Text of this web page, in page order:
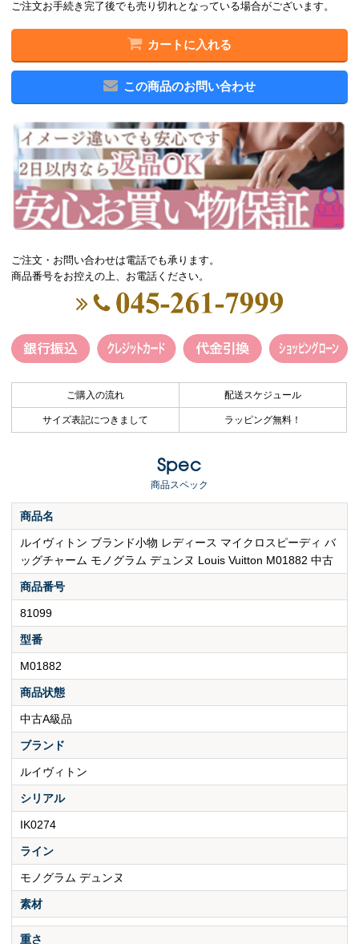
ご注文お手続き完了後でも売り切れとなっている場合がございます。
カートに入れる
この商品のお問い合わせ
ご注文・お問い合わせは電話でも承ります。
商品番号をお控えの上、お電話ください。
ご購入の流れ 配送スケジュール
サイズ表記につきまして ラッピング無料！
Spec
商品スペック
商品名
ルイヴィトン ブランド小物 レディース マイクロスピーディ バ
ッグチャーム モノグラム デュンヌ Louis Vuitton M01882 中古
商品番号
81099
型番
M01882
商品状態
中古A級品
ブランド
ルイヴィトン
シリアル
IK0274
ライン
モノグラム デュンヌ
素材
重さ